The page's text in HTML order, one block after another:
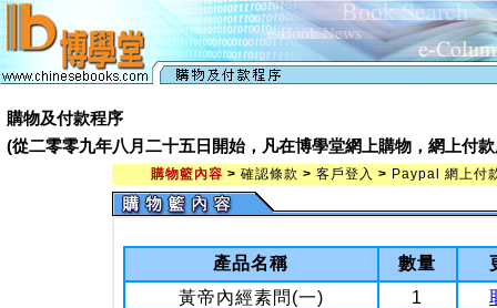
購物及付款程序
(從二零零九年八月二十五日開始，凡在博學堂網上購物，網上付
購物籃內容 > 確認條款 > 客戶登入 > Paypal 網上付
產品名稱 數量
黃帝內經素問(一)
1